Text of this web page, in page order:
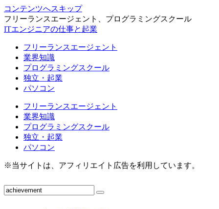
コンテンツへスキップ
フリーランスエージェント、プログラミングスクール
ITエンジニアの仕事と起業
フリーランスエージェント
業界知識
プログラミングスクール
独立・起業
パソコン
フリーランスエージェント
業界知識
プログラミングスクール
独立・起業
パソコン
※当サイトは、アフィリエイト広告を利用しています。